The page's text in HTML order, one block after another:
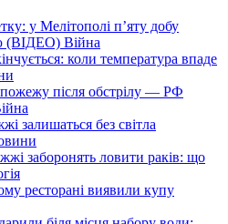
у Мелітополі п’яту добу
(ВІДЕО) Війна
коли температура впаде
після обстрілу — РФ
залишаться без світла
заборонять ловити раків: що
ресторані виявили купу